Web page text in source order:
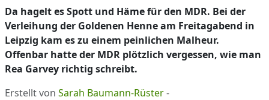
Da hagelt es Spott und Häme für den MDR. Bei der
Verleihung der Goldenen Henne am Freitagabend in
Leipzig kam es zu einem peinlichen Malheur.
Offenbar hatte der MDR plötzlich vergessen, wie man
Rea Garvey richtig schreibt.
Erstellt von Sarah Baumann-Rüster-